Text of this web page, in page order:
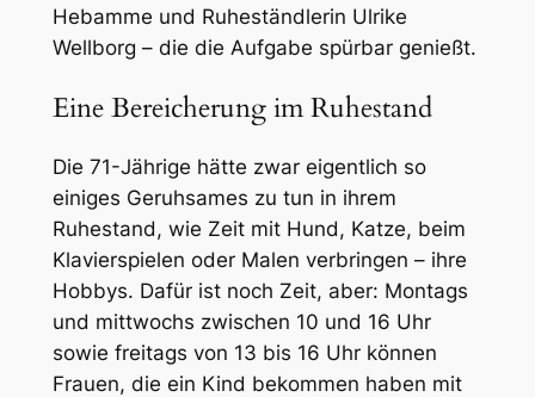
Hebamme und Ruheständlerin Ulrike
Wellborg – die die Aufgabe spürbar genießt.
Eine Bereicherung im Ruhestand
Die 71-Jährige hätte zwar eigentlich so
einiges Geruhsames zu tun in ihrem
Ruhestand, wie Zeit mit Hund, Katze, beim
Klavierspielen oder Malen verbringen – ihre
Hobbys. Dafür ist noch Zeit, aber: Montags
und mittwochs zwischen 10 und 16 Uhr
sowie freitags von 13 bis 16 Uhr können
Frauen, die ein Kind bekommen haben mit